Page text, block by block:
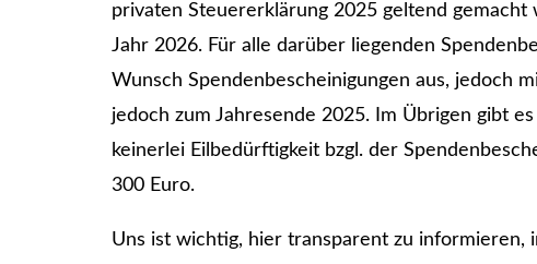
privaten Steuererklärung 2025 geltend
Jahr 2026. Für alle darüber liegenden
Wunsch Spendenbescheinigungen aus, jedoch
jedoch zum Jahresende 2025. Im Übrigen gibt
keinerlei Eilbedürftigkeit bzgl. der
300 Euro.
Uns ist wichtig, hier transparent zu informieren,